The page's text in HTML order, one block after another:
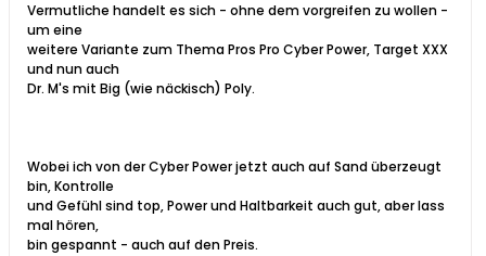
Vermutliche handelt es sich - ohne dem vorgreifen zu wollen -
um eine
weitere Variante zum Thema Pros Pro Cyber Power, Target XXX
und nun auch
Dr. M's mit Big (wie näckisch) Poly.
Wobei ich von der Cyber Power jetzt auch auf Sand überzeugt
bin, Kontrolle
und Gefühl sind top, Power und Haltbarkeit auch gut, aber lass
mal hören,
bin gespannt - auch auf den Preis.